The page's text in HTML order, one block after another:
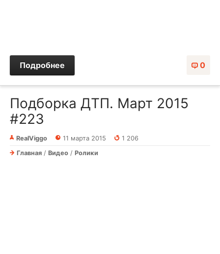
0
Подробнее
Подборка ДТП. Март 2015
#223
RealViggo 11 марта 2015
1 206
Главная / Видео / Ролики